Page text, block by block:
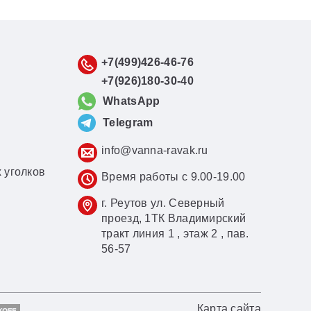
+7(499)426-46-76
+7(926)180-30-40
WhatsApp
Telegram
info@vanna-ravak.ru
Время работы с 9.00-19.00
г. Реутов ул. Северный
проезд, 1ТК Владимирский
тракт линия 1 , этаж 2 , пав.
56-57
Карта сайта